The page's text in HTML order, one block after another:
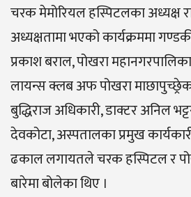
चरक मेमोरियल हस्पिटलका अध्यक्ष
अध्यक्षतामा भएको कार्यक्रममा
प्रकाश बराल, पोखरा
लायन्स क्लब अफ पोखरा
बुद्धिराज अधिकारी, डाक्टर अनिल
देवकोटा, अस्पतालका प्रमुख
ढकाल लगायतले चरक हस्पिटल र
बारेमा बोलेका थिए ।